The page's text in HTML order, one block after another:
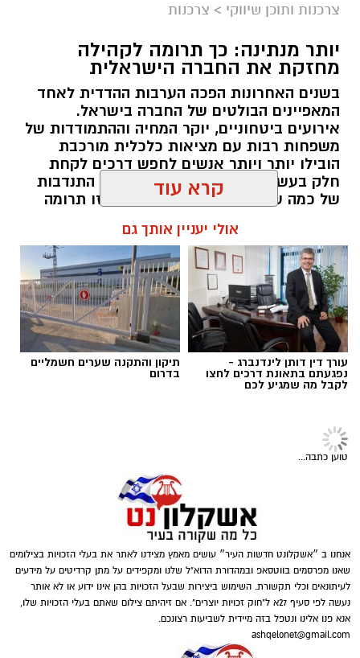
magnific
הבדיקה מבוססת על ניטור תגובות פיזיולוגיות של
הגוף כמו דופק, לחץ דם וקצב נשימה המסייעות
ההחלטה על ביצוע בדיקת פוליגרף תלויה בנסיבות
הספציפיות של כל מקרה. היא מתאימה במיוחד
כאשר קיימים חשדות או מחלוקות שדורשות בירור
מעמיק. שילוב של שיטות מקצועיות מבטיח תהליך
אמין וממוקד. בנוסף חשוב לשקול את ההקשר
הרגשי והמשפטי לפני קבלת החלטה.
פוליגרף
ומסייעת בקבלת החלטות מושכלות. תוצאות
מדויקות תלויות גם בניסיון הבודק ובשימוש בציוד
חשוב להבין שהבדיקה אינה מתאימה לכל מצב.
היא דורשת הסכמה מלאה של הנבדק ושיתוף
פעולה כדי להבטיח תוצאות תקפות. מומחי שגב
פוליגרף מדגישים את הצורך בהכנה נכונה לפני
הבדיקה. הכנה זו כוללת הסבר מפורט על השלבים
צרכנות ותוכן שיווקי > צרכנות
יותר מנתינה: כך תרומה לקהילה
מחזקת את החברה הישראלית
בשנים האחרונות הפכה הערבות ההדדית לאחד
המאפיינים הבולטים של החברה בישראל.
אירועים ביטחוניים, יוקר המחיה וההתמודדות של
משפחות רבות עם מציאות כלכלית מורכבת
הובילו יותר ויותר אנשים לחפש דרכים לקחת
חלק בעשייה חברתית. עבור חלקם זו התנדבות
של כמה שעות בחודש, עבור אחרים זו תרומה
המשותף לכולם הוא ההבנה שגם פעולה קטנה
יכולה ליצור שינוי משמעותי. עמותות הפועלות
ברחבי הארץ מצליחות לחבר בין הרצון של
הציבור לעזור לבין הצרכים האמיתיים בשטח,
ולהפוך כל תרומה לסיוע שמגיע למי שזקוק לו
בזמן הנכון ובדרך מכבדת.
תוכן שיווקי / 10:04 06.08.26
תרומה לחיילים
קרא עוד
אולי יעניין אותך גם
עורך דין דותן לינדנברג -
אנחנו ב ״אשקלונט חדשות העיר״ עושים מאמץ מצידנו לאתר את בעלי הזכויות בצילומים
שאנו מפרסמים בווטסאפ ובמהדורת הדוא"ל שלנו ומקפידים על מתן קרדיטים על מידעים
לעיתונאים וכלי תקשורת. השימוש ביצירות שבעל הזכויות בהן אינו ידוע או לא אותר
נעשה לפי סעיף 27א ל"חוק זכויות יוצרים". אם זיהיתם צילום שאתם בעלי הזכויות שלו,
אנא פנו אלינו ונטפל בזה מיידית לשביעות רצונכם.